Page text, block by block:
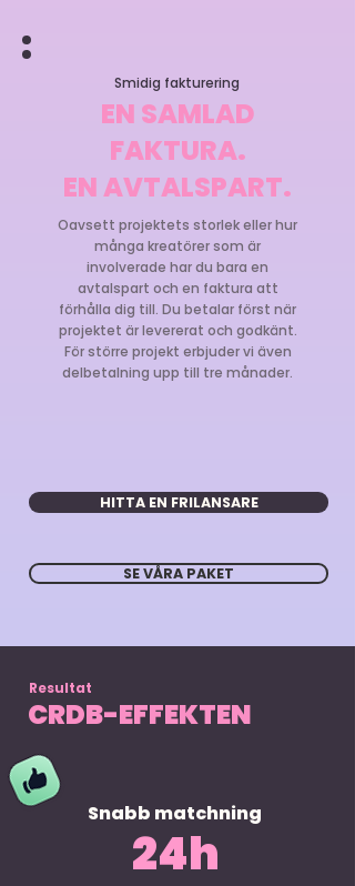
Smidig fakturering
EN SAMLAD
FAKTURA.
EN AVTALSPART.
Oavsett projektets storlek eller hur
många kreatörer som är
involverade har du bara en
avtalspart och en faktura att
förhålla dig till. Du betalar först när
projektet är levererat och godkänt.
För större projekt erbjuder vi även
delbetalning upp till tre månader.
HITTA EN FRILANSARE
SE VÅRA PAKET
Resultat
CRDB-EFFEKTEN
24h
Snabb matchning